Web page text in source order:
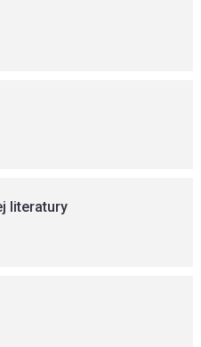
literatury